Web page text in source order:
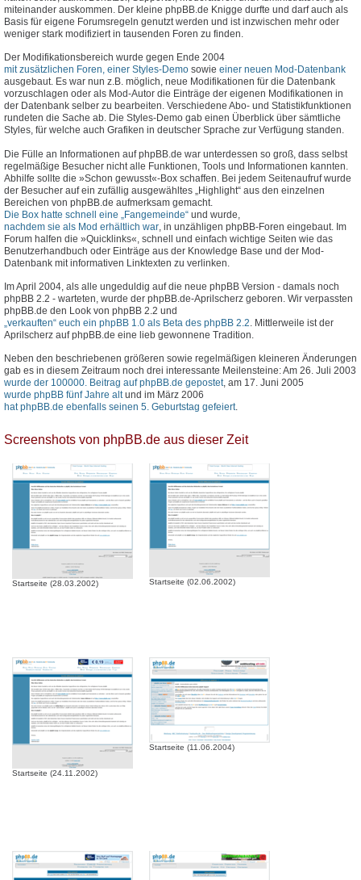
miteinander auskommen. Der kleine phpBB.de Knigge durfte und darf auch als
Basis für eigene Forumsregeln genutzt werden und ist inzwischen mehr oder
weniger stark modifiziert in tausenden Foren zu finden.
Der Modifikationsbereich wurde gegen Ende 2004
mit zusätzlichen Foren, einer Styles-Demo sowie einer neuen Mod-Datenbank
ausgebaut. Es war nun z.B. möglich, neue Modifikationen für die Datenbank
vorzuschlagen oder als Mod-Autor die Einträge der eigenen Modifikationen in
der Datenbank selber zu bearbeiten. Verschiedene Abo- und Statistikfunktionen
rundeten die Sache ab. Die Styles-Demo gab einen Überblick über sämtliche
Styles, für welche auch Grafiken in deutscher Sprache zur Verfügung standen.
Die Fülle an Informationen auf phpBB.de war unterdessen so groß, dass selbst
regelmäßige Besucher nicht alle Funktionen, Tools und Informationen kannten.
Abhilfe sollte die »Schon gewusst«-Box schaffen. Bei jedem Seitenaufruf wurde
der Besucher auf ein zufällig ausgewähltes „Highlight“ aus den einzelnen
Bereichen von phpBB.de aufmerksam gemacht.
Die Box hatte schnell eine „Fangemeinde“ und wurde,
nachdem sie als Mod erhältlich war , in unzähligen phpBB-Foren eingebaut. Im
Forum halfen die »Quicklinks«, schnell und einfach wichtige Seiten wie das
Benutzerhandbuch oder Einträge aus der Knowledge Base und der Mod-
Datenbank mit informativen Linktexten zu verlinken.
Im April 2004, als alle ungeduldig auf die neue phpBB Version - damals noch
phpBB 2.2 - warteten, wurde der phpBB.de-Aprilscherz geboren. Wir verpassten
phpBB.de den Look von phpBB 2.2 und
„verkauften“ euch ein phpBB 1.0 als Beta des phpBB 2.2. Mittlerweile ist der
Aprilscherz auf phpBB.de eine lieb gewonnene Tradition.
Neben den beschriebenen größeren sowie regelmäßigen kleineren Änderungen
gab es in diesem Zeitraum noch drei interessante Meilensteine: Am 26. Juli 2003
wurde der 100000. Beitrag auf phpBB.de gepostet, am 17. Juni 2005
wurde phpBB fünf Jahre altund im März 2006
hat phpBB.de ebenfalls seinen 5. Geburtstag gefeiert.
Screenshots von phpBB.de aus dieser Zeit
Startseite (28.03.2002) Startseite (02.06.2002)
Startseite (24.11.2002)
Startseite (11.06.2004)